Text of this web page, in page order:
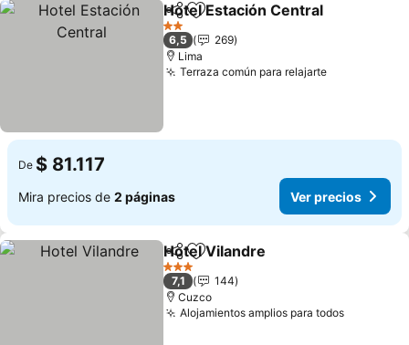
CompartirAgregar a favoritos
Hotel Estación Central
2 Estrellas
6,5
269
Lima
Terraza común para relajarte
De $ 81.117
Mira precios de 2 páginas Ver precios
CompartirAgregar a favoritos
Hotel Vilandre
3 Estrellas
7,1
144
Cuzco
Alojamientos amplios para todos